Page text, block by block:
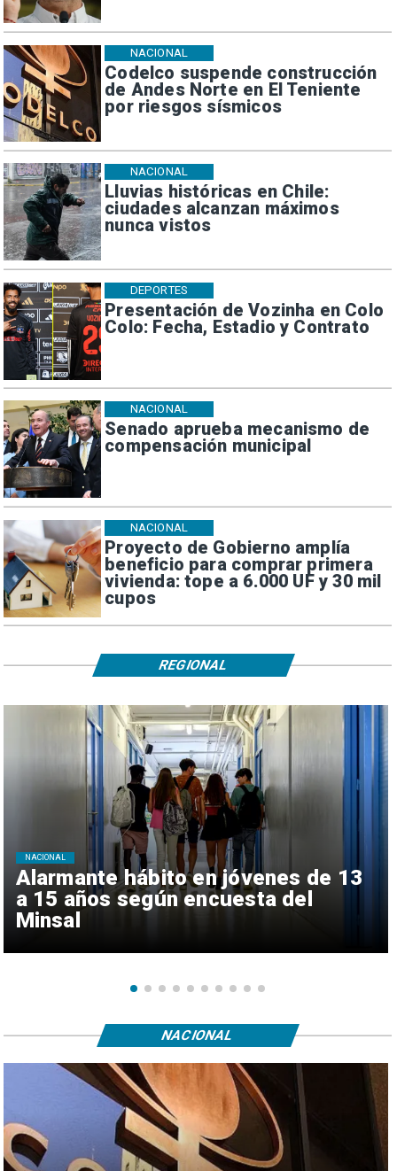
Codelco suspende construcción
de Andes Norte en El Teniente
por riesgos sísmicos
NACIONAL
Lluvias históricas en Chile:
ciudades alcanzan máximos
nunca vistos
NACIONAL
Presentación de Vozinha en Colo
Colo: Fecha, Estadio y Contrato
DEPORTES
Senado aprueba mecanismo de
compensación municipal
NACIONAL
Proyecto de Gobierno amplía
beneficio para comprar primera
vivienda: tope a 6.000 UF y 30 mil
cupos
NACIONAL
Alarmante hábito en jóvenes de 13
a 15 años según encuesta del
Minsal
NACIONAL
REGIONAL
NACIONAL